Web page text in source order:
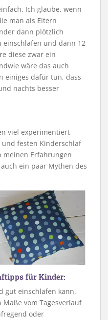
Ich glaube, wenn
man als Eltern
dann plötzlich
und dann 12
diese zwar ein
wäre das auch
einiges dafür tun, dass
nachts besser
viel experimentiert
festen Kinderschlaf
meinen Erfahrungen
ein paar Mythen des
für Kinder:
gut einschlafen kann,
vom Tagesverlauf
oder